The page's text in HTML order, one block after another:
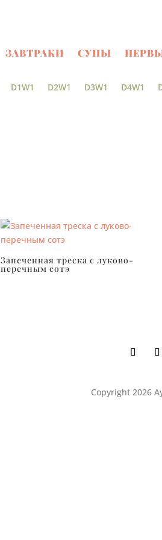
ЗАВТРАКИ СУПЫ
D1W1 D2W1 D3W1 D4W1
Запеченная треска с луково-
перечным сотэ
Copyright 2026